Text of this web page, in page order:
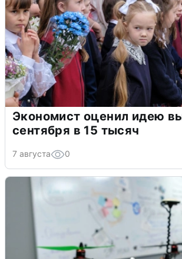
Экономист оценил идею
сентября в 15 тысяч
7 августа 0